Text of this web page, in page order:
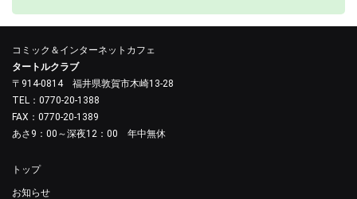
コミック＆インターネットカフェ
タートルクラブ
〒914-0814 福井県敦賀市木崎13-28
TEL：0770-20-1388
FAX：0770-20-1389
あさ9：00～深夜12：00 年中無休
トップ
お知らせ